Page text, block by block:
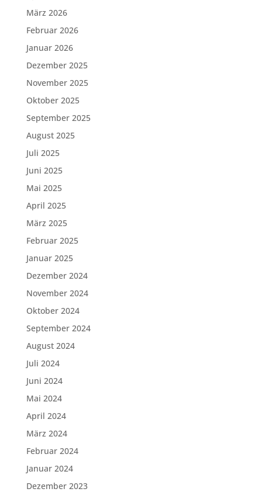
März 2026
Februar 2026
Januar 2026
Dezember 2025
November 2025
Oktober 2025
September 2025
August 2025
Juli 2025
Juni 2025
Mai 2025
April 2025
März 2025
Februar 2025
Januar 2025
Dezember 2024
November 2024
Oktober 2024
September 2024
August 2024
Juli 2024
Juni 2024
Mai 2024
April 2024
März 2024
Februar 2024
Januar 2024
Dezember 2023